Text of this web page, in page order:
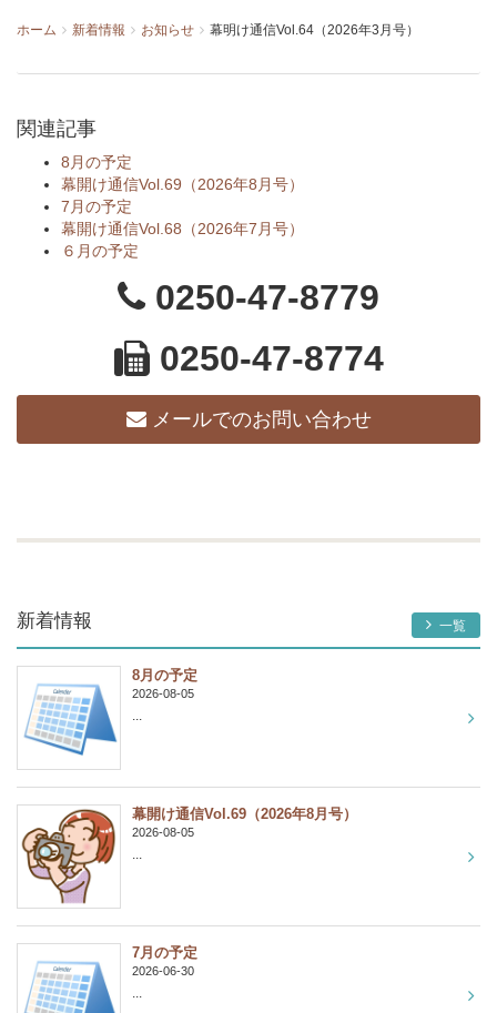
ホーム 新着情報 お知らせ 幕明け通信Vol.64（2026年3月号）
関連記事
8月の予定
幕開け通信Vol.69（2026年8月号）
7月の予定
幕開け通信Vol.68（2026年7月号）
６月の予定
0250-47-8779
0250-47-8774
メールでのお問い合わせ
新着情報 一覧
8月の予定
2026-08-05
幕開け通信Vol.69（2026年8月号）
2026-08-05
7月の予定
2026-06-30